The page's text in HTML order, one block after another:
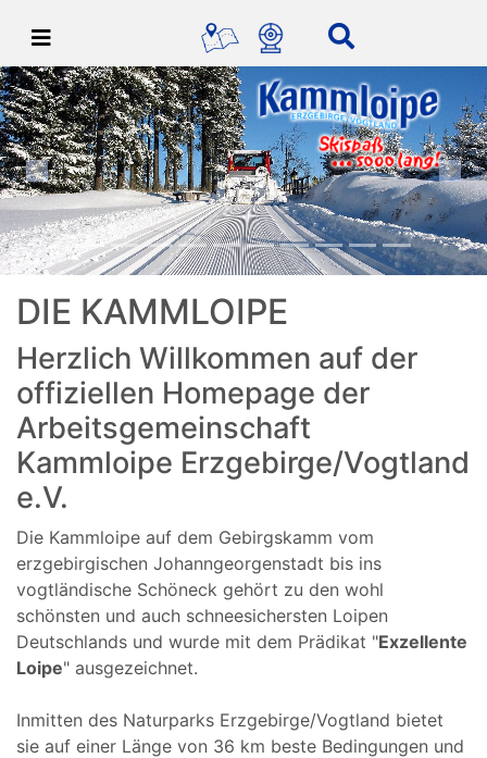
Previous Next
DIE KAMMLOIPE
Herzlich Willkommen auf der
offiziellen Homepage der
Arbeitsgemeinschaft
Kammloipe Erzgebirge/Vogtland
e.V.
Die Kammloipe auf dem Gebirgskamm vom
erzgebirgischen Johanngeorgenstadt bis ins
vogtländische Schöneck gehört zu den wohl
schönsten und auch schneesichersten Loipen
Deutschlands und wurde mit dem Prädikat "Exzellente
Loipe" ausgezeichnet.
Inmitten des Naturparks Erzgebirge/Vogtland bietet
sie auf einer Länge von 36 km beste Bedingungen und